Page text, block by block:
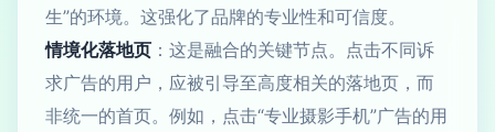
生”的环境。这强化了品牌的专业性和可信度。
情境化落地页 ：这是融合的关键节点。点击不同诉
求广告的用户，应被引导至高度相关的落地页，而
非统一的首页。例如，点击“专业摄影手机”广告的用